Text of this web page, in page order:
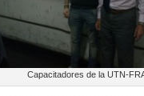
Capacitadores de la UTN-